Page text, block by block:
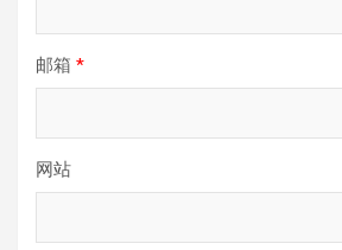
邮箱 *
网站